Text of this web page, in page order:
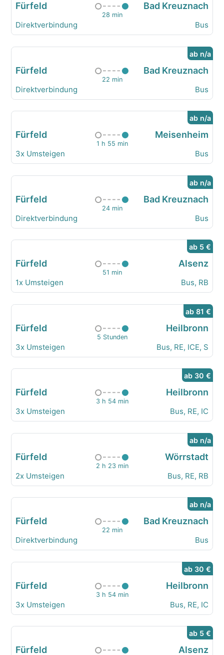
Fürfeld
28 min
Bad Kreuznach
Direktverbindung Bus
ab n/a
Fürfeld
22 min
Bad Kreuznach
Direktverbindung Bus
ab n/a
Fürfeld
1 h 55 min
Meisenheim
3x Umsteigen Bus
ab n/a
Fürfeld
24 min
Bad Kreuznach
Direktverbindung Bus
ab 5 €
Fürfeld
51 min
Alsenz
1x Umsteigen Bus, RB
ab 81 €
Fürfeld
5 Stunden
Heilbronn
3x Umsteigen Bus, RE, ICE, S
ab 30 €
Fürfeld
3 h 54 min
Heilbronn
3x Umsteigen Bus, RE, IC
ab n/a
Fürfeld
2 h 23 min
Wörrstadt
2x Umsteigen Bus, RE, RB
ab n/a
Fürfeld
22 min
Bad Kreuznach
Direktverbindung Bus
ab 30 €
Fürfeld
3 h 54 min
Heilbronn
3x Umsteigen Bus, RE, IC
ab 5 €
Fürfeld Alsenz